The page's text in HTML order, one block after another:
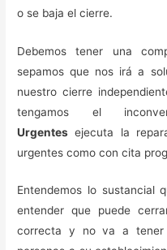
o se baja el cierre.
Debemos tener una
sepamos que nos irá a
nuestro cierre
tengamos el
Urgentes ejecuta la
urgentes como con cita
Entendemos lo sustancial
entender que puede
correcta y no va a tener